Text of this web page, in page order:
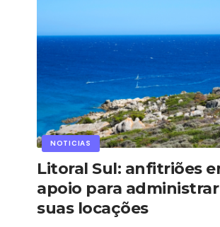
NOTICIAS
Litoral Sul: anfitriões
apoio para
suas locações